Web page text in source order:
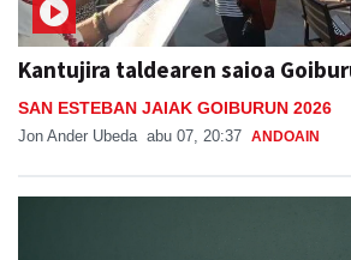
Kantujira taldearen saioa
SAN ESTEBAN JAIAK GOIBURUN 2026
Jon Ander Ubeda abu 07, 20:37 ANDOAIN